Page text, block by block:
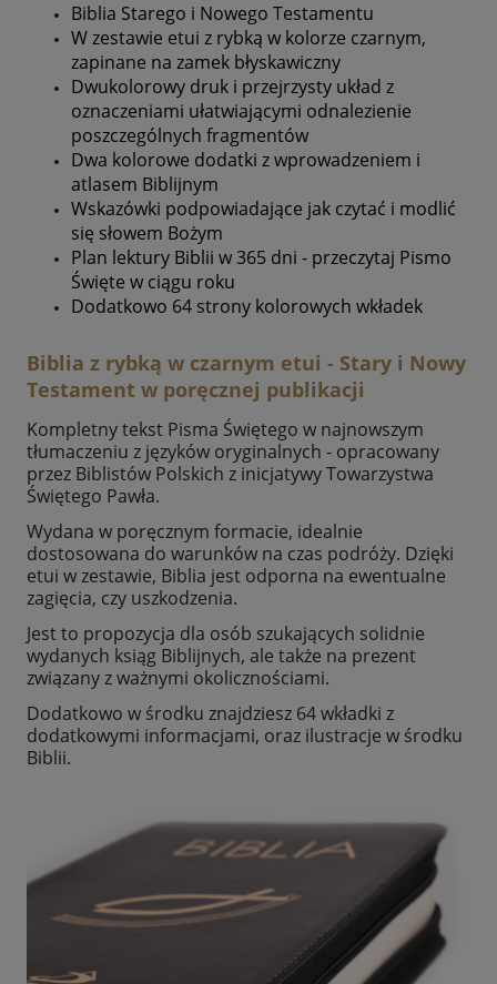
Biblia Starego i Nowego Testamentu
W zestawie etui z rybką w kolorze czarnym,
zapinane na zamek błyskawiczny
Dwukolorowy druk i przejrzysty układ z
oznaczeniami ułatwiającymi odnalezienie
poszczególnych fragmentów
Dwa kolorowe dodatki z wprowadzeniem i
atlasem Biblijnym
Wskazówki podpowiadające jak czytać i modlić
się słowem Bożym
Plan lektury Biblii w 365 dni - przeczytaj Pismo
Święte w ciągu roku
Dodatkowo 64 strony kolorowych wkładek
Biblia z rybką w czarnym etui - Stary i Nowy
Testament w poręcznej publikacji
Kompletny tekst Pisma Świętego w najnowszym
tłumaczeniu z języków oryginalnych - opracowany
przez Biblistów Polskich z inicjatywy Towarzystwa
Świętego Pawła.
Wydana w poręcznym formacie, idealnie
dostosowana do warunków na czas podróży. Dzięki
etui w zestawie, Biblia jest odporna na ewentualne
zagięcia, czy uszkodzenia.
Jest to propozycja dla osób szukających solidnie
wydanych ksiąg Biblijnych, ale także na prezent
związany z ważnymi okolicznościami.
Dodatkowo w środku znajdziesz 64 wkładki z
dodatkowymi informacjami, oraz ilustracje w środku
Biblii.